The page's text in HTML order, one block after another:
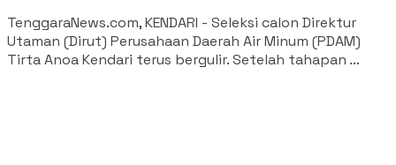
TenggaraNews.com, KENDARI - Seleksi calon Direktur
Utaman (Dirut) Perusahaan Daerah Air Minum (PDAM)
Tirta Anoa Kendari terus bergulir. Setelah tahapan ...